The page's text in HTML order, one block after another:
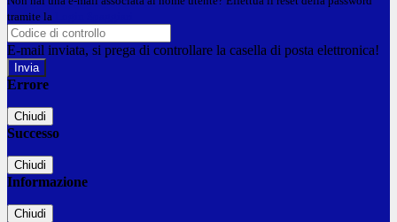
tramite la
E-mail inviata, si prega di controllare la casella di posta elettronica!
Errore
Chiudi
Successo
Chiudi
Informazione
Chiudi